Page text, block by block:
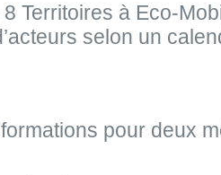
Territoires à Eco-
selon un
pour deux